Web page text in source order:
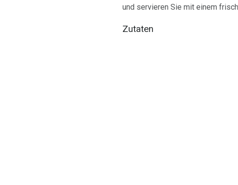
und servieren Sie mit einem
Zutaten